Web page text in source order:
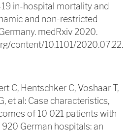
19 in-hospital mortality and
and non-restricted
medRxiv 2020.
content/10.1101/2020.07.22.
C, Hentschker C, Voshaar T,
et al: Case characteristics,
of 10 021 patients with
German hospitals: an